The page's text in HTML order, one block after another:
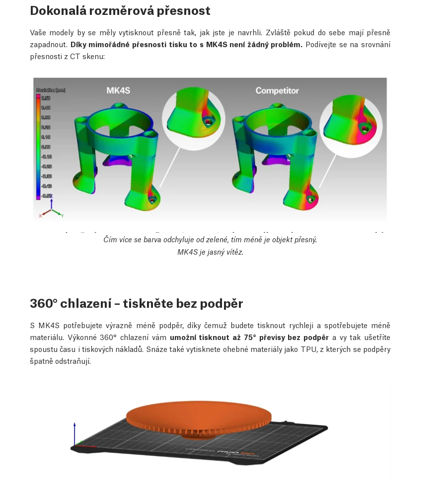
Dokonalá rozměrová přesnost
Vaše modely by se měly vytisknout přesně tak, jak jste je navrhli. Zvláště pokud do sebe mají přesně
zapadnout. Díky mimořádné přesnosti tisku to s MK4S není žádný problém. Podívejte se na srovnání
přesnosti z CT skenu:
Čím více se barva odchyluje od zelené, tím méně je objekt přesný.
MK4S je jasný vítěz.
360° chlazení – tiskněte bez podpěr
S MK4S potřebujete výrazně méně podpěr, díky čemuž budete tisknout rychleji a spotřebujete méně
materiálu. Výkonné 360° chlazení vám umožní tisknout až 75° převisy bez podpěr a vy tak ušetříte
spoustu času i tiskových nákladů. Snáze také vytisknete ohebné materiály jako TPU, z kterých se podpěry
špatně odstraňují.